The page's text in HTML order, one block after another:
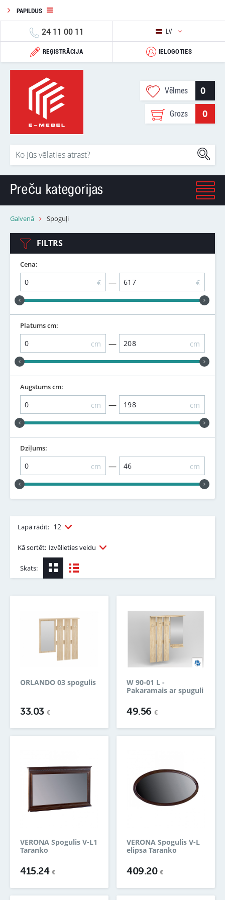
PAPILDUS
24 11 00 11 LV
REĢISTRĀCIJA IELOGOTIES
Vēlmes 0
Grozs 0
Preču kategorijas
Galvenā Spoguļi
FILTRS
Cena:
€ — €
Platums cm:
cm — cm
Augstums cm:
cm — cm
Dziļums:
cm — cm
Lapā rādīt: 12
Kā sortēt: Izvēlieties veidu
Skats:
ORLANDO 03 spogulis
33.03 €
W 90-01 L -
Pakaramais ar spuguli
49.56 €
VERONA Spogulis V-L1
Taranko
415.24€
VERONA Spogulis V-L
elipsa Taranko
409.20€